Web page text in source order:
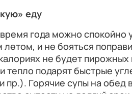
еду
года можно спокойно
и не бояться
не будет
тепло подарят быстрые
пр.). Горячие супы на обед